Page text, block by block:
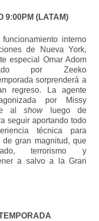
9:00PM (LATAM)
interno
de Nueva York,
especial Omar Adom
por Zeeko
sorprenderá a
regreso. La agente
por Missy
alshowluego de
seguir aportando todo
técnica para
gran magnitud, que
terrorismo y
a salvo a la Gran